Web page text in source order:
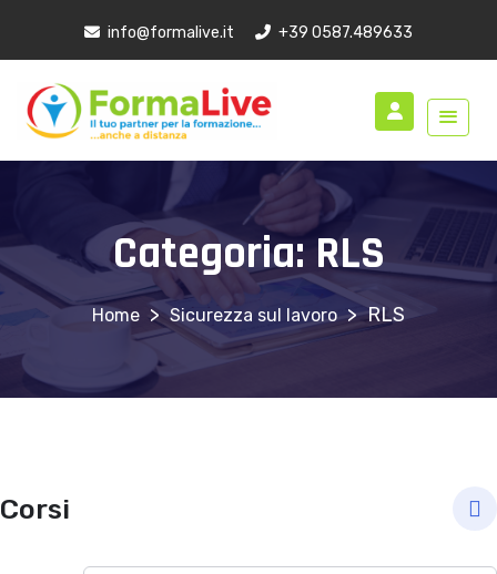
info@formalive.it +39 0587.489633
Categoria:RLS
> Sicurezza sul lavoro > RLS
Corsi